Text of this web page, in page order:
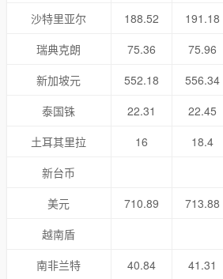
沙特里亚尔
188.52 191.18
瑞典克朗
75.36 75.96
新加坡元
552.18 556.34
泰国铢
22.31 22.45
土耳其里拉
16 18.4
新台币
美元
710.89 713.88
越南盾
南非兰特
40.84 41.31